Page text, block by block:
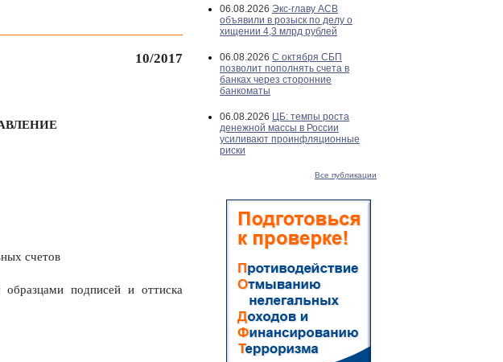
10/2017
счетов
подписей и оттиска
06.08.2026 Экс-главу АСВ
объявили в розыск по делу о
хищении 4,3 млрд рублей
06.08.2026 С октября СБП
позволит пополнять счета в
банках через сторонние
банкоматы
06.08.2026 ЦБ: темпы роста
денежной массы в России
усиливают проинфляционные
риски
Все публикации